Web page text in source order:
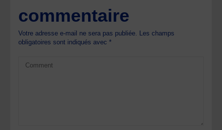
commentaire
Votre adresse e-mail ne sera pas publiée. Les champs
obligatoires sont indiqués avec*